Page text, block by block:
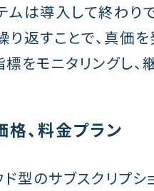
ムは導入して終わり
り返すことで、真価
をモニタリングし
、料金プラン
型のサブスクリプ